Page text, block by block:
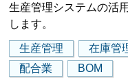
生産管理システムの活
します。
生産管理 在庫管
配合業
BOM